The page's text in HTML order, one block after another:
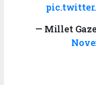
— Millet